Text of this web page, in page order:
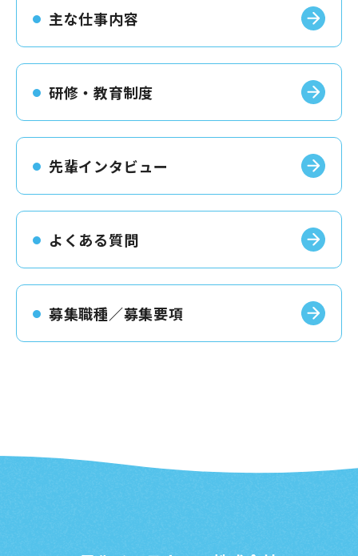
主な仕事内容
研修・教育制度
先輩インタビュー
よくある質問
募集職種／募集要項